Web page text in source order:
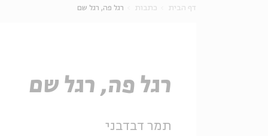
דף הבית כתבות רגל פה, רגל שם
רגל פה, רגל שם
תמר דבדבני